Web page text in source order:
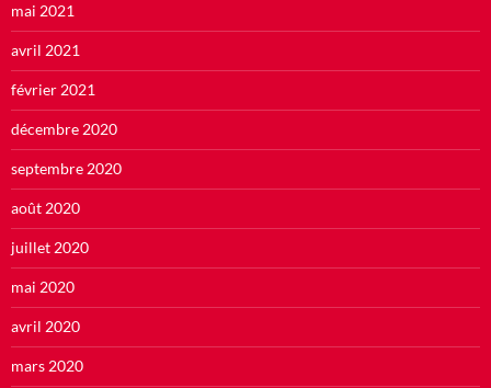
mai 2021
avril 2021
février 2021
décembre 2020
septembre 2020
août 2020
juillet 2020
mai 2020
avril 2020
mars 2020